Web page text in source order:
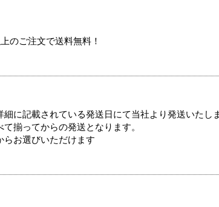
のご注文で送料無料！
に記載されている発送日にて当社より発送いたし
揃ってからの発送となります。
お選びいただけます